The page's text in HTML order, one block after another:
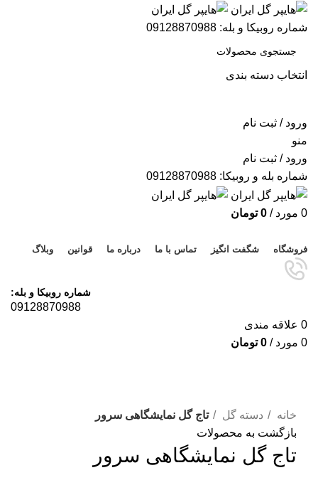
شماره روبیکا و بله: 09128870988
انتخاب دسته بندی
ورود / ثبت نام
منو
ورود / ثبت نام
شماره بله و روبیکا: 09128870988
0 مورد /
0 تومان
فروشگاه شگفت انگیز تماس با ما درباره ما قوانین وبلاگ
شماره روبیکا و بله:
09128870988
0 علاقه مندی
0 مورد /
0 تومان
خانه
دسته گل
تاج گل نمایشگاهی سرور
بازگشت به محصولات
تاج گل نمایشگاهی سرور